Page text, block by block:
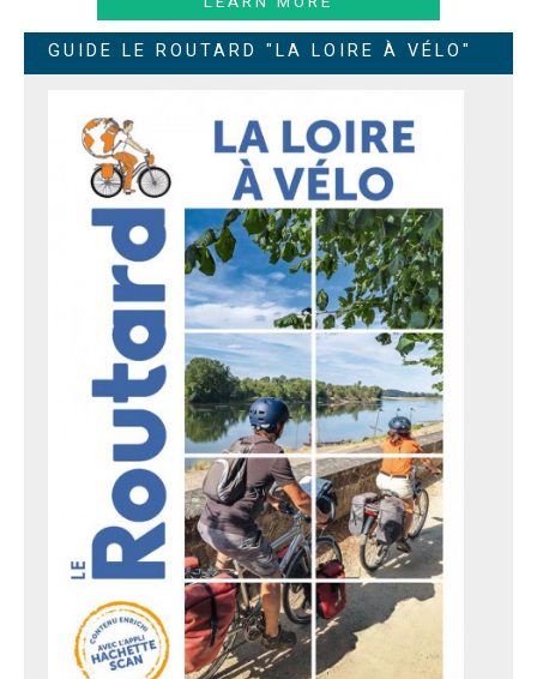
GUIDE LE ROUTARD "LA LOIRE À VÉLO"